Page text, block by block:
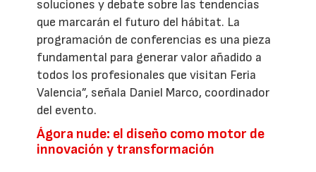
soluciones y debate sobre las tendencias
que marcarán el futuro del hábitat. La
programación de conferencias es una pieza
fundamental para generar valor añadido a
todos los profesionales que visitan Feria
Valencia”, señala Daniel Marco, coordinador
del evento.
Ágora nude: el diseño como motor de
innovación y transformación